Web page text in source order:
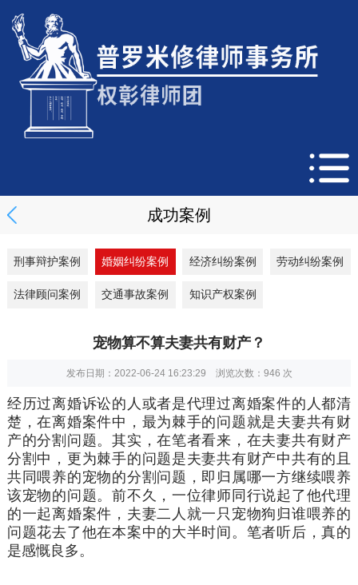
成功案例
刑事辩护案例 婚姻纠纷案例 经济纠纷案例 劳动纠纷案例
法律顾问案例 交通事故案例 知识产权案例
宠物算不算夫妻共有财产？
发布日期：2022-06-24 16:23:29 浏览次数： 946 次
经历过离婚诉讼的人或者是代理过离婚案件的人都清
楚，在离婚案件中，最为棘手的问题就是夫妻共有财
产的分割问题。其实，在笔者看来，在夫妻共有财产
分割中，更为棘手的问题是夫妻共有财产中共有的且
共同喂养的宠物的分割问题，即归属哪一方继续喂养
该宠物的问题。前不久，一位律师同行说起了他代理
的一起离婚案件，夫妻二人就一只宠物狗归谁喂养的
问题花去了他在本案中的大半时间。笔者听后，真的
是感慨良多。